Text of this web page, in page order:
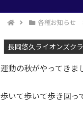
各種お知らせ
長岡悠久ライオンズク
運動の秋がやってきま
歩いて歩いて歩き回っ